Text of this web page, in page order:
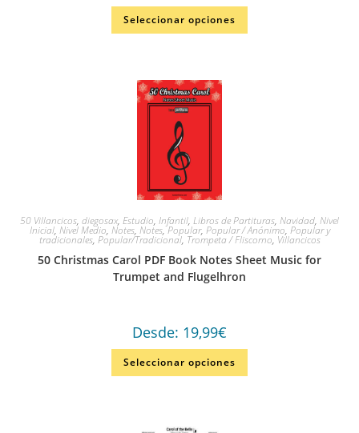
Seleccionar opciones
50 Villancicos, diegosax, Estudio, Infantil, Libros de Partituras, Navidad, Nivel
Inicial, Nivel Medio, Notes, Notes,Popular, Popular / Anónimo, Popular y
tradicionales, Popular/Tradicional, Trompeta / Fliscorno, Villancicos
50 Christmas Carol PDF Book Notes Sheet Music for
Trumpet and Flugelhron
Desde: 19,99€
Seleccionar opciones